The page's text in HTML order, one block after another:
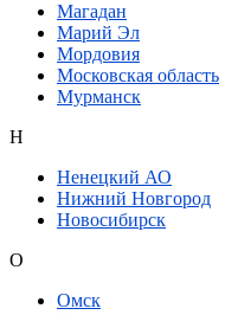
Магадан
Марий Эл
Мордовия
Московская область
Мурманск
Н
Ненецкий АО
Нижний Новгород
Новосибирск
О
Омск